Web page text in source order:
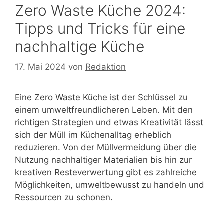
Zero Waste Küche 2024:
Tipps und Tricks für eine
nachhaltige Küche
17. Mai 2024 von Redaktion
Eine Zero Waste Küche ist der Schlüssel zu
einem umweltfreundlicheren Leben. Mit den
richtigen Strategien und etwas Kreativität lässt
sich der Müll im Küchenalltag erheblich
reduzieren. Von der Müllvermeidung über die
Nutzung nachhaltiger Materialien bis hin zur
kreativen Resteverwertung gibt es zahlreiche
Möglichkeiten, umweltbewusst zu handeln und
Ressourcen zu schonen.